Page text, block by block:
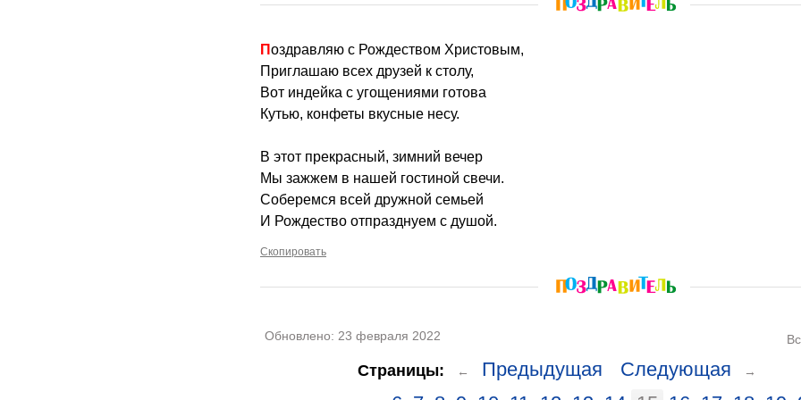
Поздравляю с Рождеством Христовым,
Приглашаю всех друзей к столу,
Вот индейка с угощениями готова
Кутью, конфеты вкусные несу.
В этот прекрасный, зимний вечер
Мы зажжем в нашей гостиной свечи.
Соберемся всей дружной семьей
И Рождество отпразднуем с душой.
Скопировать
Обновлено: 23 февраля 2022
Страницы: ← Предыдущая Следующая →